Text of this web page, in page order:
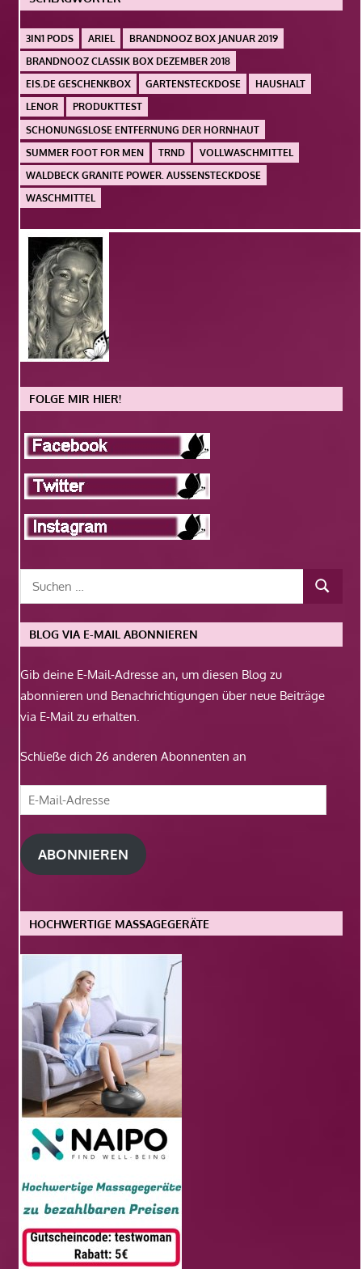
3IN1 PODS ARIEL
BRANDNOOZ BOX JANUAR 2019
BRANDNOOZ CLASSIK BOX DEZEMBER 2018
EIS.DE GESCHENKBOX
GARTENSTECKDOSE
HAUSHALT
LENOR
PRODUKTTEST
SCHONUNGSLOSE ENTFERNUNG DER HORNHAUT
SUMMER FOOT FOR MEN
TRND
VOLLWASCHMITTEL
WALDBECK GRANITE POWER. AUSSENSTECKDOSE
WASCHMITTEL
FOLGE MIR HIER!
BLOG VIA E-MAIL ABONNIEREN
Gib deine E-Mail-Adresse an, um diesen Blog zu
abonnieren und Benachrichtigungen über neue Beiträge
via E-Mail zu erhalten.
Schließe dich 26 anderen Abonnenten an
E-
Mail-
Adresse
ABONNIEREN
HOCHWERTIGE MASSAGEGERÄTE